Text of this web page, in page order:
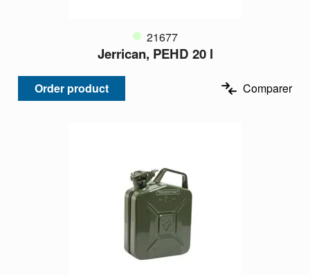
21677
Jerrican, PEHD 20 l
Order product Comparer